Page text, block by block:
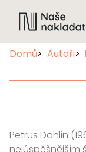
Domů Autoři
Petrus Dahlin